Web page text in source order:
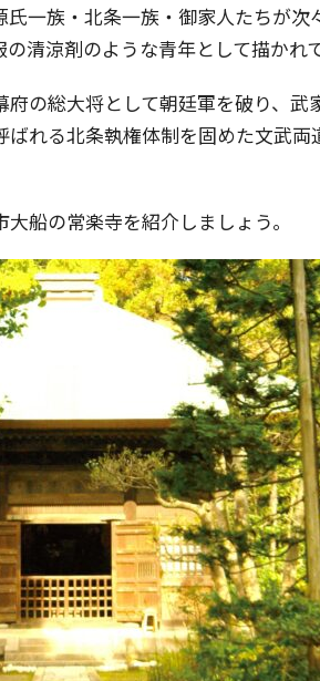
一族・北条一族・御家人たちが次
清涼剤のような青年として描かれて
の総大将として朝廷軍を破り、武
れる北条執権体制を固めた文武両
船の常楽寺を紹介しましょう。